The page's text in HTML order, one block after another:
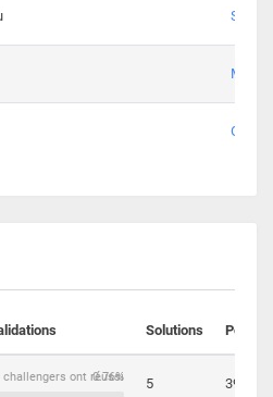
Ge0
Solutions Points
0.76%
challengers ont réussi 5 39